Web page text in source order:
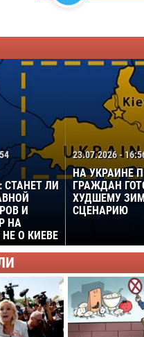
СТАНЕТ ЛИ
И
НА
О КИЕВЕ
23.07.2026 -
НА УКРАИНЕ
ГРАЖДАН
ХУДШЕМУ
СЦЕНАРИЮ